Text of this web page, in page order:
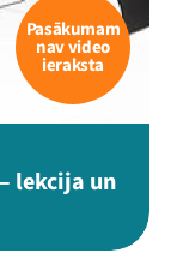
Pasākumam
nav video
ieraksta
lekcija un